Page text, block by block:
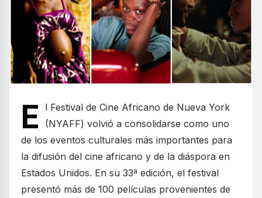
E
l Festival de Cine Africano de Nueva York
(NYAFF) volvió a consolidarse como uno
de los eventos culturales más importantes para
la difusión del cine africano y de la diáspora en
Estados Unidos. En su 33ª edición, el festival
presentó más de 100 películas provenientes de